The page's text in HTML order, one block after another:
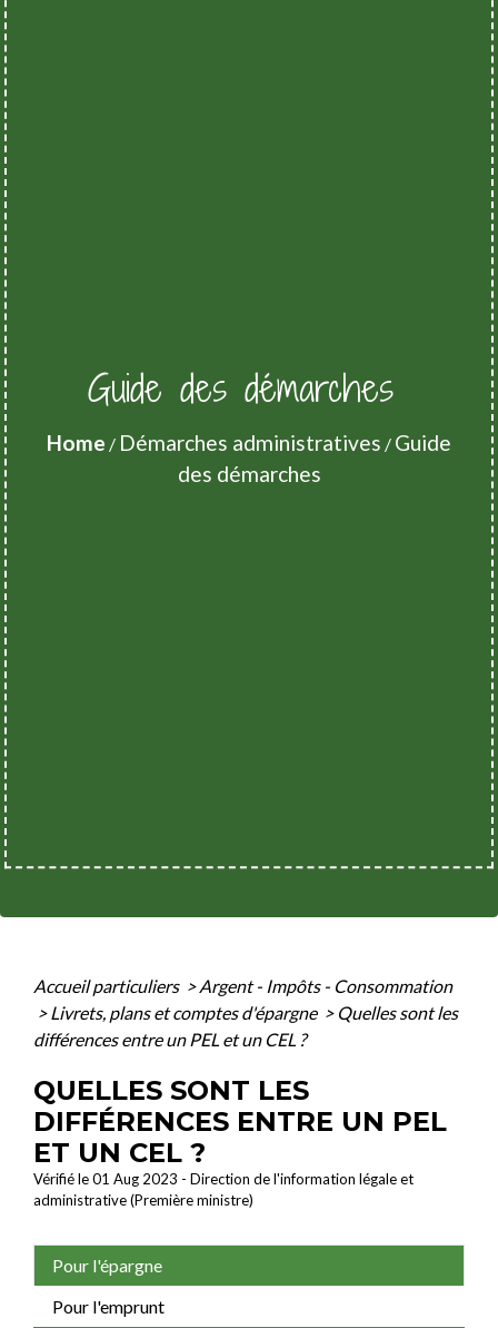
Guide des démarches
Home / Démarches administratives / Guide
des démarches
Accueil particuliers > Argent - Impôts - Consommation
> Livrets, plans et comptes d'épargne > Quelles sont les
différences entre un PEL et un CEL ?
QUELLES SONT LES
DIFFÉRENCES ENTRE UN PEL
ET UN CEL ?
Vérifié le 01 Aug 2023 - Direction de l'information légale et
administrative (Première ministre)
Pour l'épargne
Pour l'emprunt